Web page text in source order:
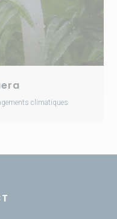
climatiques